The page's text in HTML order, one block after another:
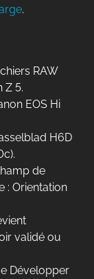
.
RAW
Z 5.
EOS Hi
H6D
de
: Orientation
validé ou
Développer